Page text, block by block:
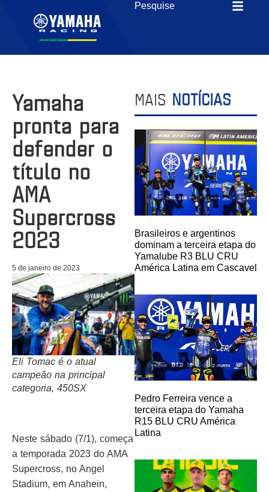
Yamaha
pronta para
defender o
título no
AMA
Supercross
2023
5 de janeiro de 2023
Eli Tomac é o atual
campeão na principal
categoria, 450SX
Neste sábado (7/1), começa
a temporada 2023 do AMA
Supercross, no Angel
Stadium, em Anahein,
MAIS NOTÍCIAS
Brasileiros e argentinos
dominam a terceira etapa do
Yamalube R3 BLU CRU
América Latina em Cascavel
Pedro Ferreira vence a
terceira etapa do Yamaha
R15 BLU CRU América
Latina